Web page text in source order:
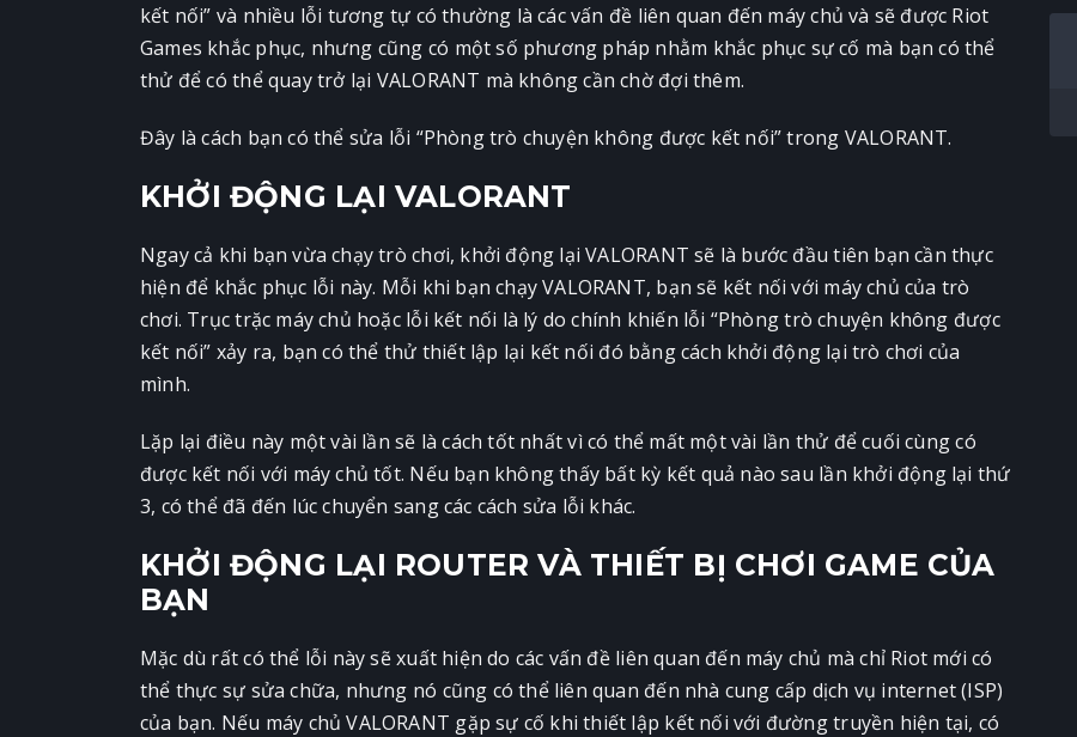
kết nối” và nhiều lỗi tương tự có thường là các vấn đề liên quan đến máy chủ và sẽ được Riot
Games khắc phục, nhưng cũng có một số phương pháp nhằm khắc phục sự cố mà bạn có thể
thử để có thể quay trở lại VALORANT mà không cần chờ đợi thêm.
Đây là cách bạn có thể sửa lỗi “Phòng trò chuyện không được kết nối” trong VALORANT.
KHỞI ĐỘNG LẠI VALORANT
Ngay cả khi bạn vừa chạy trò chơi, khởi động lại VALORANT sẽ là bước đầu tiên bạn cần thực
hiện để khắc phục lỗi này. Mỗi khi bạn chạy VALORANT, bạn sẽ kết nối với máy chủ của trò
chơi. Trục trặc máy chủ hoặc lỗi kết nối là lý do chính khiến lỗi “Phòng trò chuyện không được
kết nối” xảy ra, bạn có thể thử thiết lập lại kết nối đó bằng cách khởi động lại trò chơi của
mình.
Lặp lại điều này một vài lần sẽ là cách tốt nhất vì có thể mất một vài lần thử để cuối cùng có
được kết nối với máy chủ tốt. Nếu bạn không thấy bất kỳ kết quả nào sau lần khởi động lại thứ
3, có thể đã đến lúc chuyển sang các cách sửa lỗi khác.
KHỞI ĐỘNG LẠI ROUTER VÀ THIẾT BỊ CHƠI GAME CỦA
BẠN
Mặc dù rất có thể lỗi này sẽ xuất hiện do các vấn đề liên quan đến máy chủ mà chỉ Riot mới có
thể thực sự sửa chữa, nhưng nó cũng có thể liên quan đến nhà cung cấp dịch vụ internet (ISP)
của bạn. Nếu máy chủ VALORANT gặp sự cố khi thiết lập kết nối với đường truyền hiện tại, có